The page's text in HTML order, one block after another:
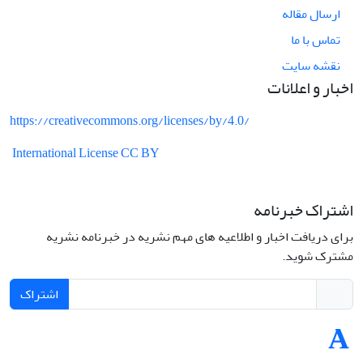
ارسال مقاله
تماس با ما
نقشه سایت
اخبار و اعلانات
https://creativecommons.org/licenses/by/4.0/
International License CC BY
اشتراک خبرنامه
برای دریافت اخبار و اطلاعیه های مهم نشریه در خبرنامه نشریه
مشترک شوید.
اشتراک